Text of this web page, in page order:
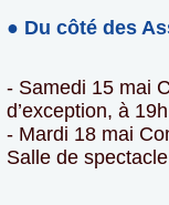
● Du côté des
- Samedi 15 mai
d’exception, à
- Mardi 18 mai
Salle de